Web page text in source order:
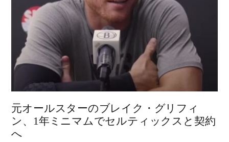
元オールスターのブレイク・グリフィ
ン、1年ミニマムでセルティックスと契約
へ